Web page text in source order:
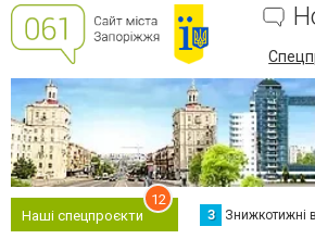
Наші спецпроєкти
12
З Знижкотижні